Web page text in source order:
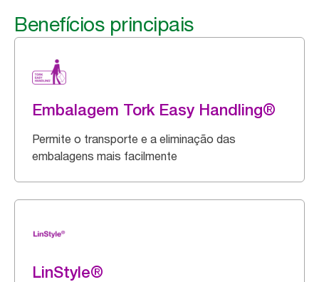
Benefícios principais
Embalagem Tork Easy Handling®
Permite o transporte e a eliminação das
embalagens mais facilmente
LinStyle®